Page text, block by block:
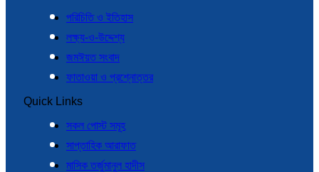
পরিচিতি ও ইতিহাস
লক্ষ্য-ও-উদ্দেশ্য
জমঈয়ত সংবাদ
ফাতাওয়া ও প্রশ্নোত্তর
Quick Links
সকল পোস্ট সমূহ
সাপ্তাহিক আরাফাত
মাসিক তর্জুমানুল হাদীস